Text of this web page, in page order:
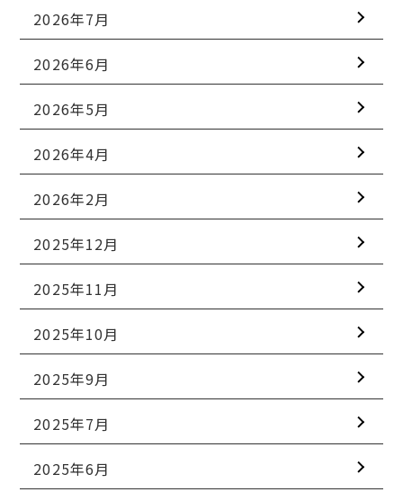
2026年7月
2026年6月
2026年5月
2026年4月
2026年2月
2025年12月
2025年11月
2025年10月
2025年9月
2025年7月
2025年6月